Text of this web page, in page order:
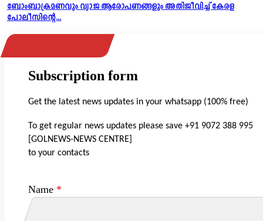
ബോംബാക്രമണവും വ്യാജ ആരോപണങ്ങളും അതിജീവിച്ച് കേരള
പോലീസിന്റെ...
Subscription form
Get the latest news updates in your whatsapp (100% free)
To get regular news updates please save +91 9072 388 995
[GOLNEWS-NEWS CENTRE]
to your contacts
Name *